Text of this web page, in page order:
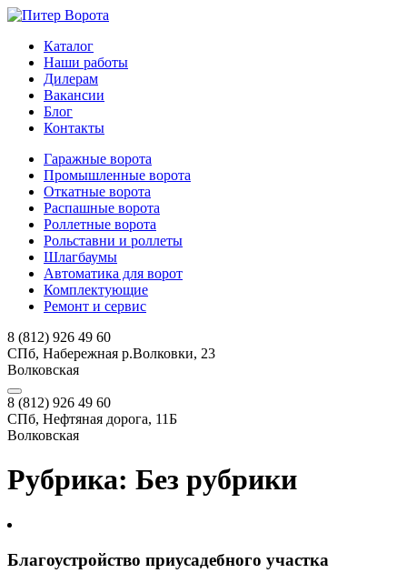
Каталог
Наши работы
Дилерам
Вакансии
Блог
Контакты
Гаражные ворота
Промышленные ворота
Откатные ворота
Распашные ворота
Роллетные ворота
Рольставни и роллеты
Шлагбаумы
Автоматика для ворот
Комплектующие
Ремонт и сервис
8 (812) 926 49 60
СПб, Набережная р.Волковки, 23
Волковская
8 (812) 926 49 60
СПб, Нефтяная дорога, 11Б
Волковская
Рубрика: Без рубрики
Благоустройство приусадебного участка